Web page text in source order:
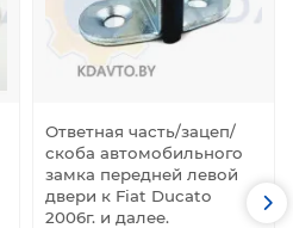
Ответная часть/зацеп/
скоба автомобильного
замка передней левой
двери к Fiat Ducato
2006г. и далее.